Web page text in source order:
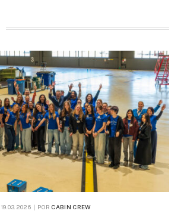
19.03.2026 POR CABIN CREW